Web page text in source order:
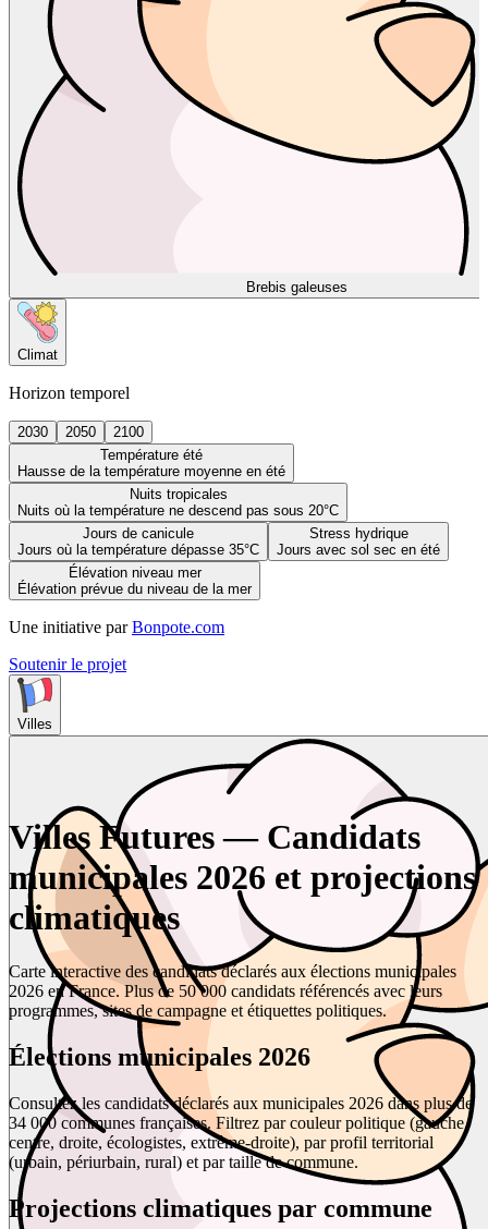
Brebis galeuses
Climat
Horizon temporel
2030 2050
2100
Température été
Hausse de la température moyenne en été
Nuits tropicales
Nuits où la température ne descend pas sous 20°C
Jours de canicule
Jours où la température dépasse 35°C
Stress hydrique
Jours avec sol sec en été
Élévation niveau mer
Élévation prévue du niveau de la mer
Une initiative par Bonpote.com
Soutenir le projet
Villes
Villes Futures — Candidats
municipales 2026 et projections
climatiques
Carte interactive des candidats déclarés aux élections municipales
2026 en France. Plus de 50 000 candidats référencés avec leurs
programmes, sites de campagne et étiquettes politiques.
Élections municipales 2026
Consultez les candidats déclarés aux municipales 2026 dans plus de
34 000 communes françaises. Filtrez par couleur politique (gauche,
centre, droite, écologistes, extrême-droite), par profil territorial
(urbain, périurbain, rural) et par taille de commune.
Projections climatiques par commune